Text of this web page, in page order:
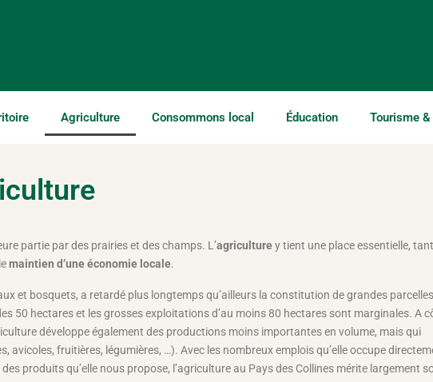
Agriculture Consommons local Éducation Tourisme
partie par des prairies et des champs. L’agriculturey tient une place essentielle,
maintien d’une économie locale.
et bosquets, a retardé plus longtemps qu’ailleurs la constitution de grandes
50 hectares et les grosses exploitations d’au moins 80 hectares sont marginales. A
développe également des productions moins importantes en volume, mais qui
fruitières, légumières, …). Avec les nombreux emplois qu’elle occupe
produits qu’elle nous propose, l’agriculture au Pays des Collines mérite largement